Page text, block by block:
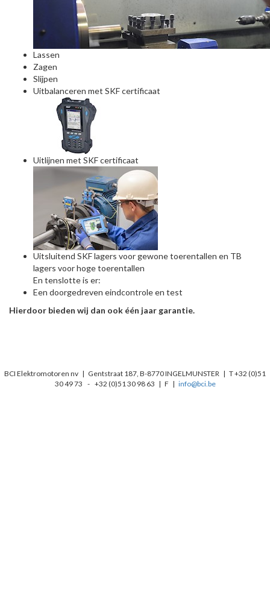
Lassen
Zagen
Slijpen
Uitbalanceren met SKF certificaat
Uitlijnen met SKF certificaat
Uitsluitend SKF lagers voor gewone toerentallen en TB
lagers voor hoge toerentallen
En tenslotte is er:
Een doorgedreven eindcontrole en test
Hierdoor bieden wij dan ook één jaar garantie.
BCI Elektromotoren nv | Gentstraat 187, B-8770 INGELMUNSTER | T +32 (0)51
30 49 73 - +32 (0)51 30 98 63 | F | info@bci.be